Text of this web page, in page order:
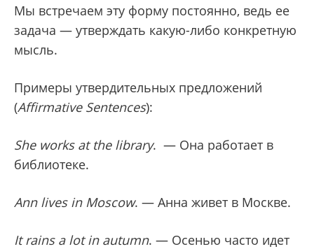
Мы встречаем эту форму постоянно, ведь ее
задача — утверждать какую-либо конкретную
мысль.
Примеры утвердительных предложений
(Affirmative Sentences):
She works at the library. — Она работает в
библиотеке.
Ann lives in Moscow. — Анна живет в Москве.
It rains a lot in autumn. — Осенью часто идет